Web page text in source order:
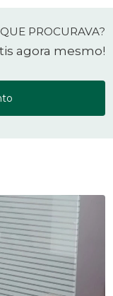
PROCURAVA?
agora mesmo!